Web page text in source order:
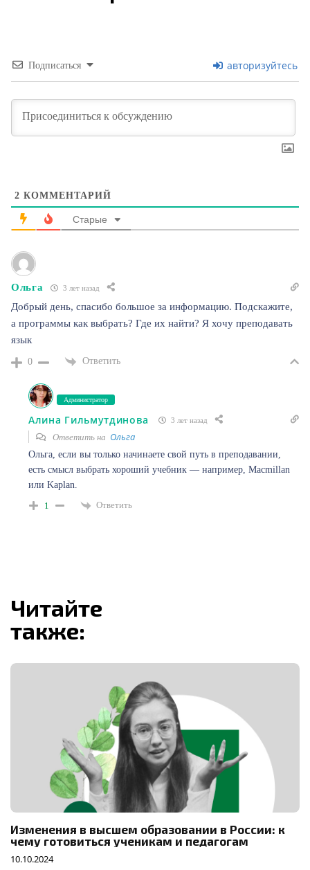
Подписаться авторизуйтесь
2 КОММЕНТАРИЙ
Старые
Ольга 3 лет назад
Добрый день, спасибо большое за информацию. Подскажите,
а программы как выбрать? Где их найти? Я хочу преподавать
язык
0 Ответить
Администратор
Алина Гильмутдинова 3 лет назад
Ответить на Ольга
Ольга, если вы только начинаете свой путь в преподавании,
есть смысл выбрать хороший учебник — например, Macmillan
или Kaplan.
1
Ответить
Читайте
также:
Изменения в высшем образовании в России: к
чему готовиться ученикам и педагогам
10.10.2024